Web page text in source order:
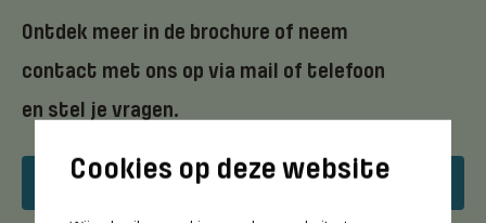
Ontdek meer in de brochure of neem
contact met ons op via mail of telefoon
en stel je vragen.
Download opleidingsflyer